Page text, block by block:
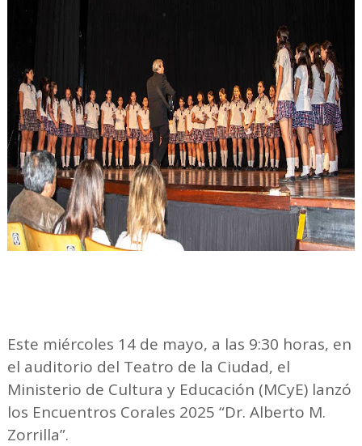
Este miércoles 14 de mayo, a las 9:30 horas, en
el auditorio del Teatro de la Ciudad, el
Ministerio de Cultura y Educación (MCyE) lanzó
los Encuentros Corales 2025 “Dr. Alberto M.
Zorrilla”.